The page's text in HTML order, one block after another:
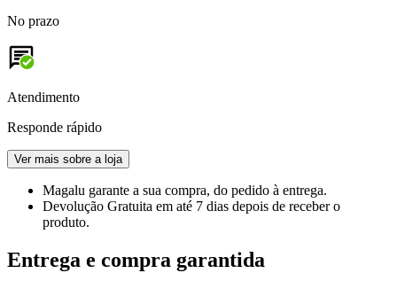
No prazo
Atendimento
Responde rápido
Ver mais sobre a loja
Magalu garante a sua compra, do pedido à entrega.
Devolução Gratuita em até 7 dias depois de receber o
produto.
Entrega e compra garantida